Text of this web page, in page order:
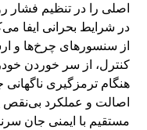
اصلی را در تنظیم فشار
در شرایط بحرانی ایفا
از سنسورهای چرخ‌ها و
کنترل، از سر خوردن
هنگام ترمزگیری ناگهانی
مستقیم با ایمنی جان